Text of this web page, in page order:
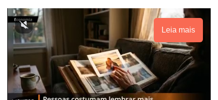
Leia mais